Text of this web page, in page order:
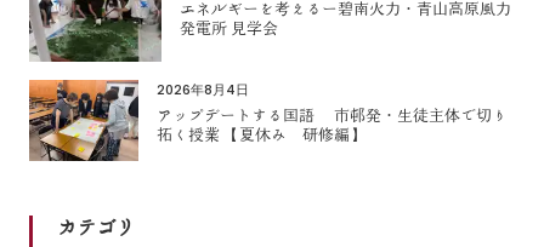
エネルギーを考えるー碧南火力・青山高原風力
発電所 見学会
2026年8月4日
アップデートする国語 市邨発・生徒主体で切り
拓く授業 【夏休み 研修編】
カテゴリ